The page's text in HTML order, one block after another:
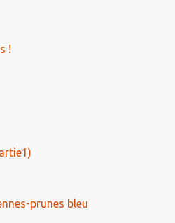
!
prunes bleu